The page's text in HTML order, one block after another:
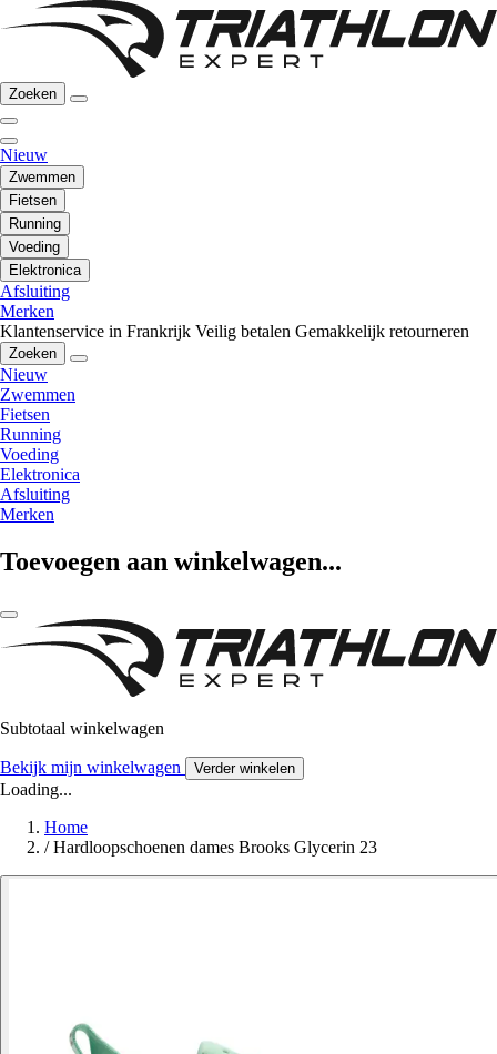
Zoeken
Nieuw
Zwemmen
Fietsen
Running
Voeding
Elektronica
Afsluiting
Merken
Klantenservice in Frankrijk Veilig betalen Gemakkelijk retourneren
Zoeken
Nieuw
Zwemmen
Fietsen
Running
Voeding
Elektronica
Afsluiting
Merken
Toevoegen aan winkelwagen...
Subtotaal winkelwagen
Bekijk mijn winkelwagen Verder winkelen
Loading...
Home
/ Hardloopschoenen dames Brooks Glycerin 23